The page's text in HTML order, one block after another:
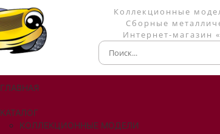
Коллекционные
Сборные
Интернет-магазин
ГЛАВНАЯ
КАТАЛОГ
КОЛЛЕКЦИОННЫЕ МОДЕЛИ